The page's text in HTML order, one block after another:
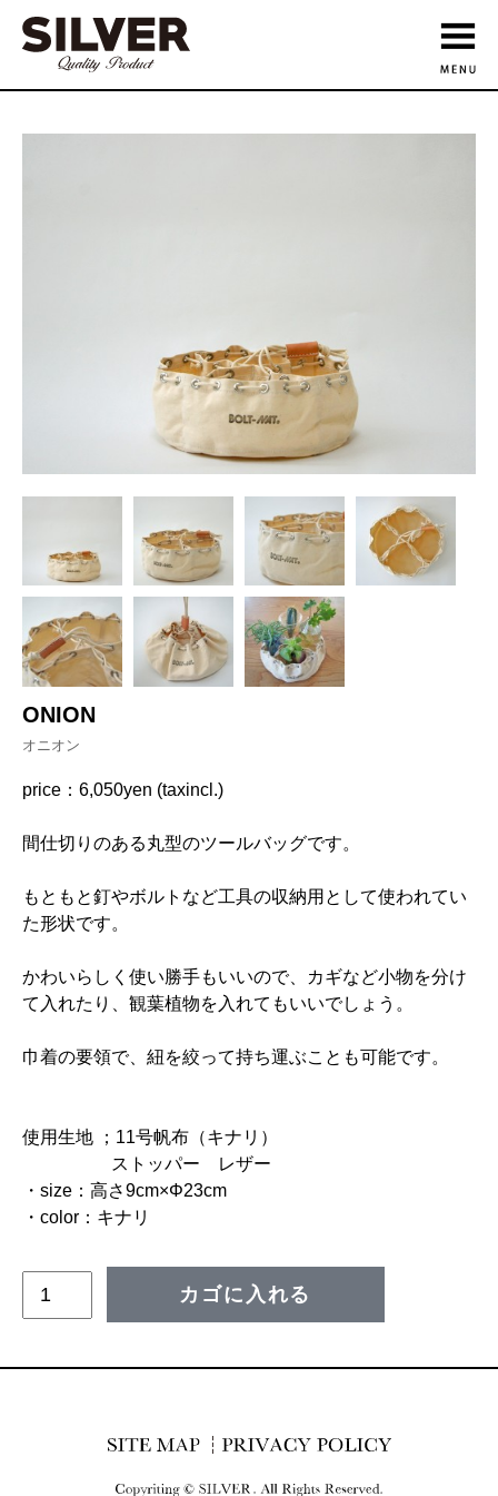
ONION
オニオン
price：6,050yen (taxincl.)
間仕切りのある丸型のツールバッグです。
もともと釘やボルトなど工具の収納用として使われてい
た形状です。
かわいらしく使い勝手もいいので、カギなど小物を分け
て入れたり、観葉植物を入れてもいいでしょう。
巾着の要領で、紐を絞って持ち運ぶことも可能です。
使用生地 ；11号帆布（キナリ）
ストッパー レザー
・size：高さ9cm×Φ23cm
・color：キナリ